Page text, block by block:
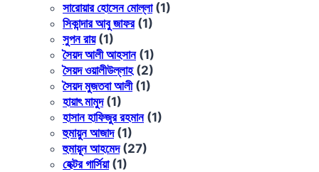
সারোয়ার হোসেন মোল্লা(1)
সিকান্দার আবু জাফর(1)
সুপন রায়(1)
সৈয়দ আলী আহসান(1)
সৈয়দ ওয়ালীউল্লাহ(2)
সৈয়দ মুজতবা আলী(1)
হায়াৎ মামুদ(1)
হাসান হাফিজুর রহমান(1)
হুমায়ুন আজাদ(1)
হুমায়ূন আহমেদ(27)
হেক্টর গার্সিয়া(1)